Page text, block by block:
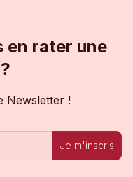
en rater une
Newsletter !
Je m'inscris